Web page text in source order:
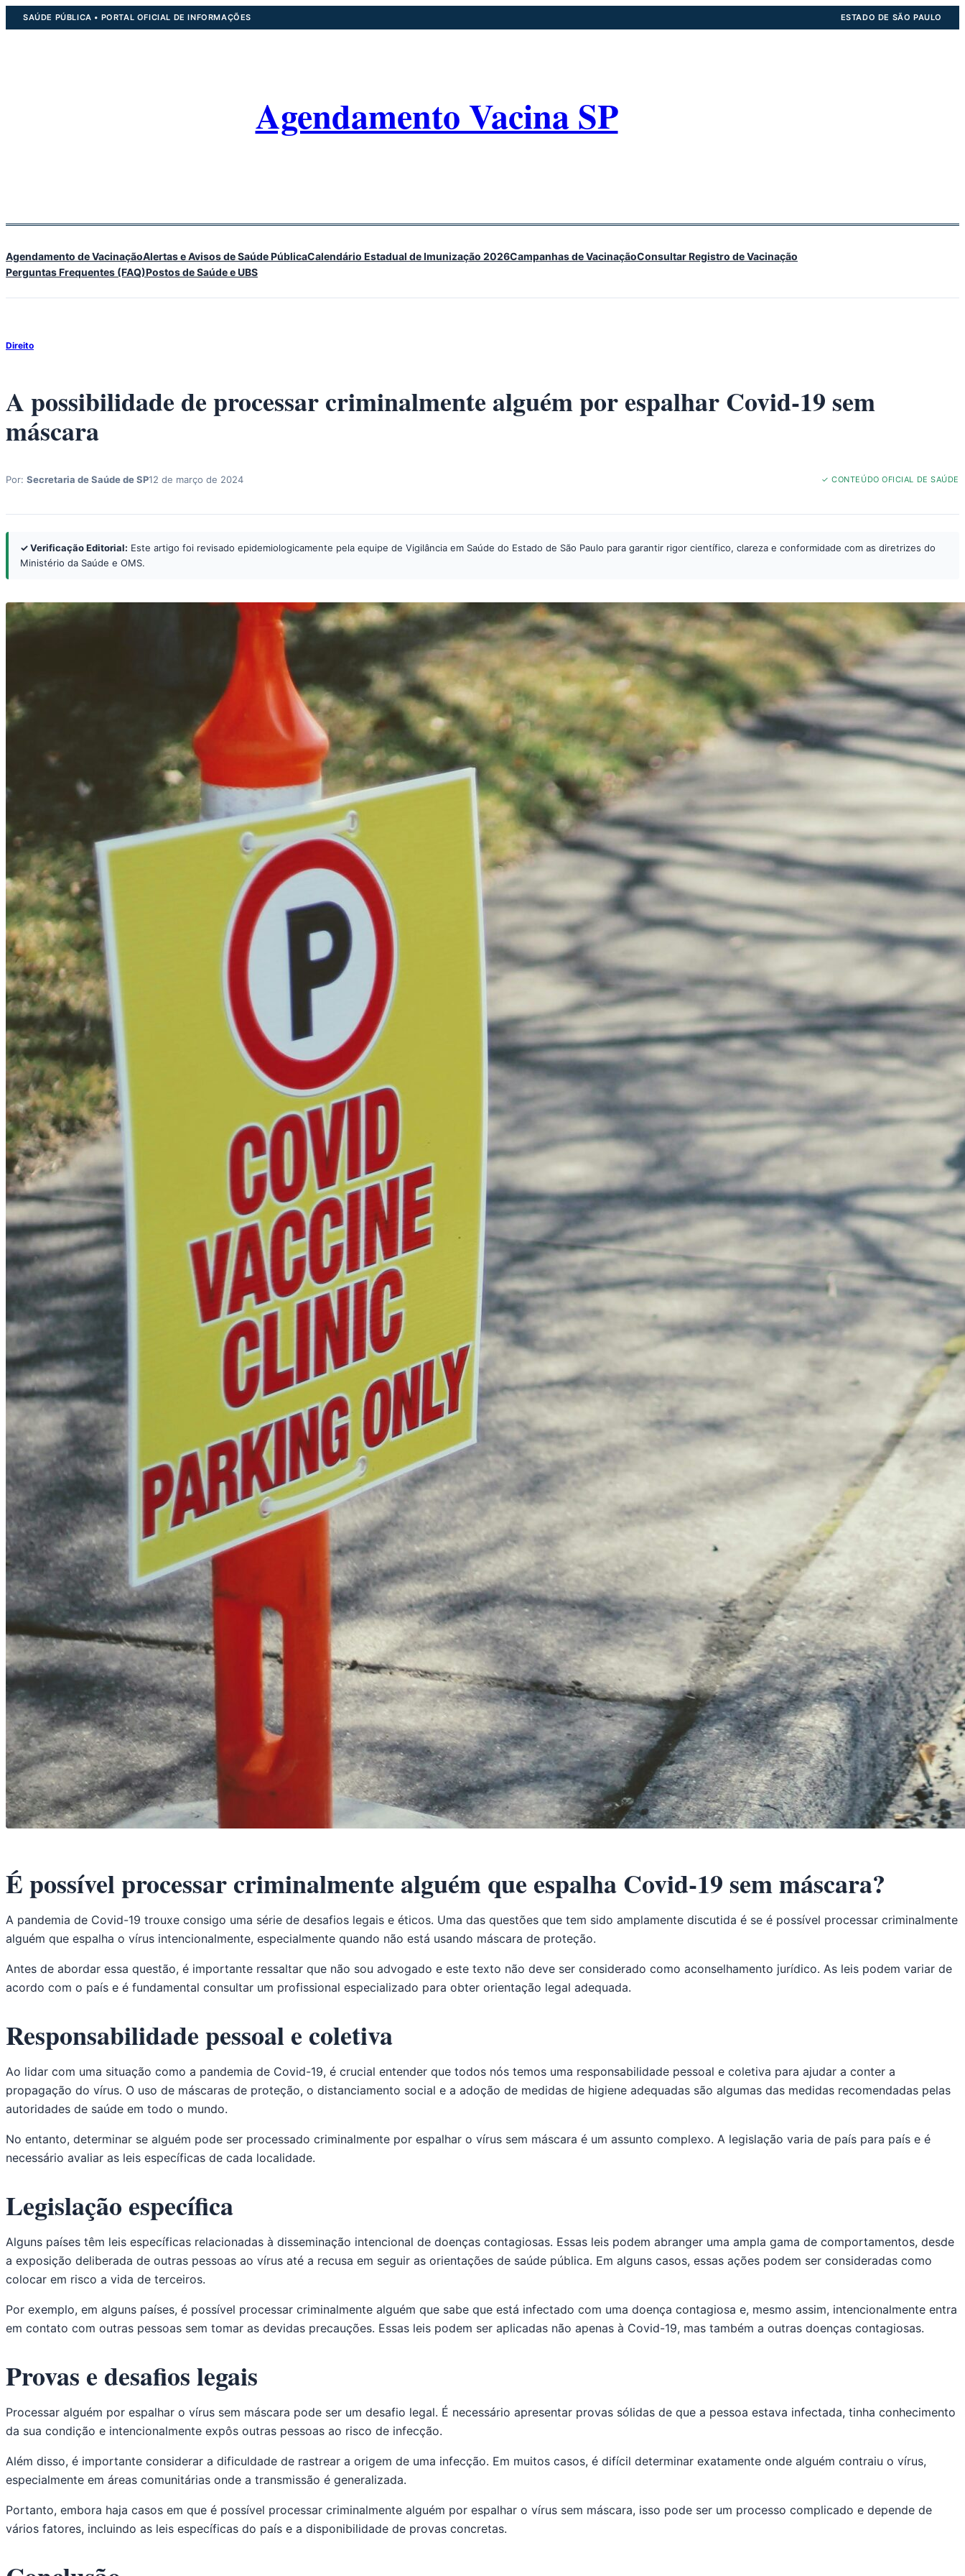
Pular
para
SAÚDE PÚBLICA • PORTAL OFICIAL DE INFORMAÇÕES ESTADO DE SÃO PAULO
Agendamento Vacina SP
Agendamento de VacinaçãoAlertas e Avisos de Saúde PúblicaCalendário Estadual de Imunização 2026Campanhas de VacinaçãoConsultar Registro de Vacinação
Perguntas Frequentes (FAQ)Postos de Saúde e UBS
Direito
A possibilidade de processar criminalmente alguém por espalhar Covid-19 sem
máscara
Por: Secretaria de Saúde de SP12 de março de 2024 ✓ CONTEÚDO OFICIAL DE SAÚDE
✓ Verificação Editorial: Este artigo foi revisado epidemiologicamente pela equipe de Vigilância em Saúde do Estado de São Paulo para garantir rigor científico, clareza e conformidade com as diretrizes do
Ministério da Saúde e OMS.
É possível processar criminalmente alguém que espalha Covid-19 sem máscara?
A pandemia de Covid-19 trouxe consigo uma série de desafios legais e éticos. Uma das questões que tem sido amplamente discutida é se é possível processar criminalmente
alguém que espalha o vírus intencionalmente, especialmente quando não está usando máscara de proteção.
Antes de abordar essa questão, é importante ressaltar que não sou advogado e este texto não deve ser considerado como aconselhamento jurídico. As leis podem variar de
acordo com o país e é fundamental consultar um profissional especializado para obter orientação legal adequada.
Responsabilidade pessoal e coletiva
Ao lidar com uma situação como a pandemia de Covid-19, é crucial entender que todos nós temos uma responsabilidade pessoal e coletiva para ajudar a conter a
propagação do vírus. O uso de máscaras de proteção, o distanciamento social e a adoção de medidas de higiene adequadas são algumas das medidas recomendadas pelas
autoridades de saúde em todo o mundo.
No entanto, determinar se alguém pode ser processado criminalmente por espalhar o vírus sem máscara é um assunto complexo. A legislação varia de país para país e é
necessário avaliar as leis específicas de cada localidade.
Legislação específica
Alguns países têm leis específicas relacionadas à disseminação intencional de doenças contagiosas. Essas leis podem abranger uma ampla gama de comportamentos, desde
a exposição deliberada de outras pessoas ao vírus até a recusa em seguir as orientações de saúde pública. Em alguns casos, essas ações podem ser consideradas como
colocar em risco a vida de terceiros.
Por exemplo, em alguns países, é possível processar criminalmente alguém que sabe que está infectado com uma doença contagiosa e, mesmo assim, intencionalmente entra
em contato com outras pessoas sem tomar as devidas precauções. Essas leis podem ser aplicadas não apenas à Covid-19, mas também a outras doenças contagiosas.
Provas e desafios legais
Processar alguém por espalhar o vírus sem máscara pode ser um desafio legal. É necessário apresentar provas sólidas de que a pessoa estava infectada, tinha conhecimento
da sua condição e intencionalmente expôs outras pessoas ao risco de infecção.
Além disso, é importante considerar a dificuldade de rastrear a origem de uma infecção. Em muitos casos, é difícil determinar exatamente onde alguém contraiu o vírus,
especialmente em áreas comunitárias onde a transmissão é generalizada.
Portanto, embora haja casos em que é possível processar criminalmente alguém por espalhar o vírus sem máscara, isso pode ser um processo complicado e depende de
vários fatores, incluindo as leis específicas do país e a disponibilidade de provas concretas.